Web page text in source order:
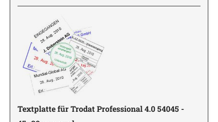
Textplatte für Trodat Professional 4.0 54045 -